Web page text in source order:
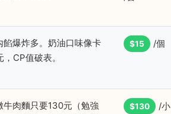
爆炸多。奶油口味像卡
CP值破表。
$15 /個
肉麵只要130元（勉強
$130
/小